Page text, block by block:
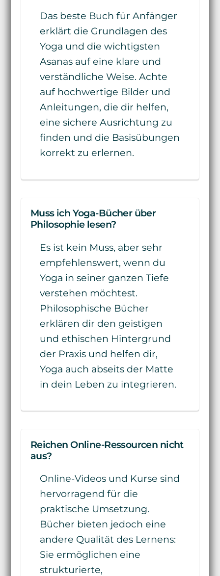
Das beste Buch für Anfänger
erklärt die Grundlagen des
Yoga und die wichtigsten
Asanas auf eine klare und
verständliche Weise. Achte
auf hochwertige Bilder und
Anleitungen, die dir helfen,
eine sichere Ausrichtung zu
finden und die Basisübungen
korrekt zu erlernen.
Muss ich Yoga-Bücher über
Philosophie lesen?
Es ist kein Muss, aber sehr
empfehlenswert, wenn du
Yoga in seiner ganzen Tiefe
verstehen möchtest.
Philosophische Bücher
erklären dir den geistigen
und ethischen Hintergrund
der Praxis und helfen dir,
Yoga auch abseits der Matte
in dein Leben zu integrieren.
Reichen Online-Ressourcen nicht
aus?
Online-Videos und Kurse sind
hervorragend für die
praktische Umsetzung.
Bücher bieten jedoch eine
andere Qualität des Lernens:
Sie ermöglichen eine
strukturierte,